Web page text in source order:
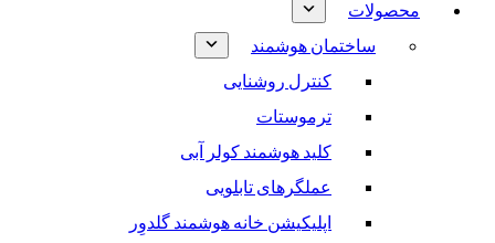
محصولات
ساختمان هوشمند
کنترل روشنایی
ترموستات
کلید هوشمند کولر آبی
عملگرهای تابلویی
اپلیکیشن خانه هوشمند گلدوِر